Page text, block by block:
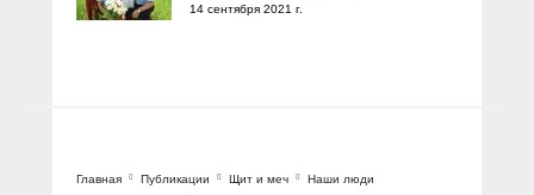
14 сентября 2021 г.
Главная Публикации Щит и меч Наши люди